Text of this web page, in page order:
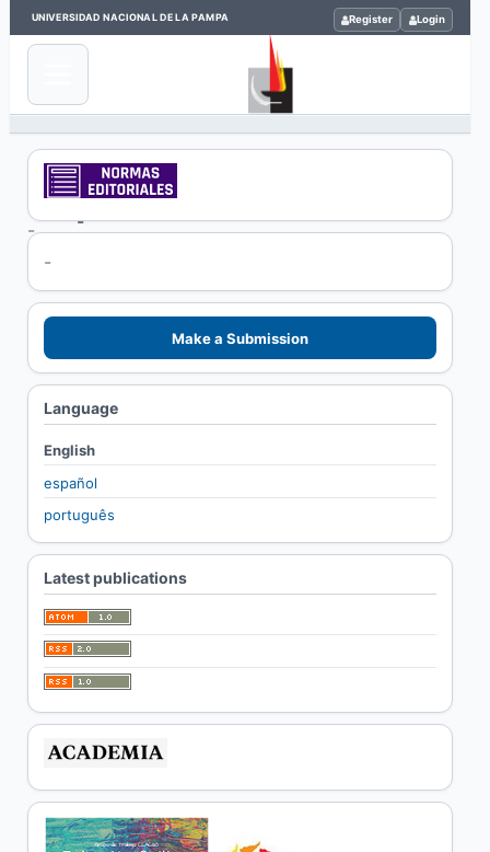
UNIVERSIDAD NACIONAL DE LA PAMPA Register Login
Home
-
-
-
-
Make a Submission
Language
English
español
português
Latest publications